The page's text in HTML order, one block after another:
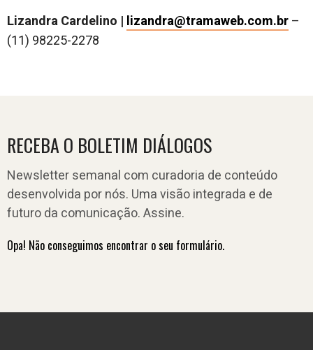
Lizandra Cardelino | lizandra@tramaweb.com.br–
(11) 98225-2278
RECEBA O BOLETIM DIÁLOGOS
Newsletter semanal com curadoria de conteúdo
desenvolvida por nós. Uma visão integrada e de
futuro da comunicação. Assine.
Opa! Não conseguimos encontrar o seu formulário.